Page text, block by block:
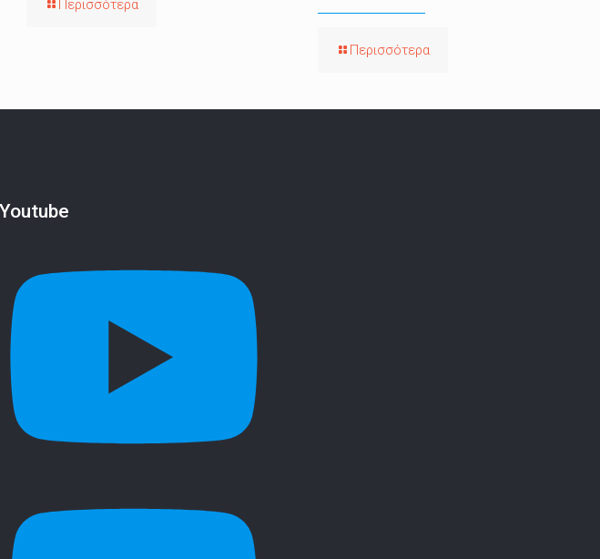
Περισσότερα
Περισσότερα
Youtube